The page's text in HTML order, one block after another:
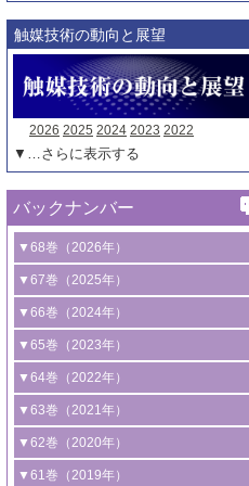
触媒技術の動向と展望
2026 2025 2024 2023 2022
▼…さらに表示する
バックナンバー
▼68巻（2026年）
1号 過酸化水素合成に関する研究動向
2号 コンピューター技術により加速する
触媒開発
3号 有機分子変換やCO 資源化のための
光触媒に関する最近の研究
B号 第137回触媒討論会（2026年）
▼67巻（2025年）
1号 CO
水素化によるグリーン燃料/グリ
ーンケミカル製造
2号 水素製造のための水分解技術に関す
る最近の研究
3号 オレフィン系樹脂の精密合成に関す
る最新技術
4号 アルコール類の効率的変換を実現す
▼66巻（2024年）
1号 低次元ナノ構造を有する触媒材料
2号 規制反応場を活用した固体触媒研究
の新展開
3号 未踏分子変換を目指した酸化触媒プ
ロセスの最前線
4号 シンクロトロン放射光および中性子
▼65巻（2023年）
1号 炭素が関わる触媒機能
2号 プラスチックケミカルリサイクルの
ための触媒技術
3号 非酸化物系金属化合物を基盤とした
▼64巻（2022年）
1号 合成ガス製造とCOを用いるケミカル
ズ合成の最新動向
2号 化学品合成のための合金触媒開発
▼63巻（2021年）
1号 金触媒の新展開
2号 ペロブスカイト
▼62巻（2020年）
1号 触媒設計を拓く欠陥構造のキャラク
▼61巻（2019年）